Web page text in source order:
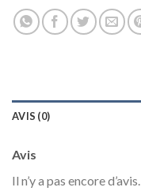
AVIS (0)
Avis
Il n’y a pas encore d’avis.